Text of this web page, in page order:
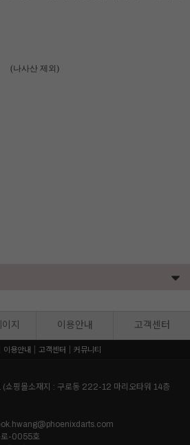
(나사산 제외)
지 이용안내 고객센터
이용안내 고객센터 커뮤니티
(쇼핑몰소재지 : 구로동 222-12 마리오타워 14층
-0055호